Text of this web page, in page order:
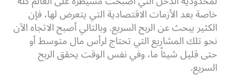
خاصة بعد الأزمات الاقتصادية التي يتعرض لها، فإن
الكثير يبحث عن الربح السريع. وبالتالي أصبح الاتجاه الآن
نحو تلك المشاريع التي تحتاج لرأس مال متوسط أو
حتى قليل شيئاً ما، وفي نفس الوقت يحقق الربح
السريع.